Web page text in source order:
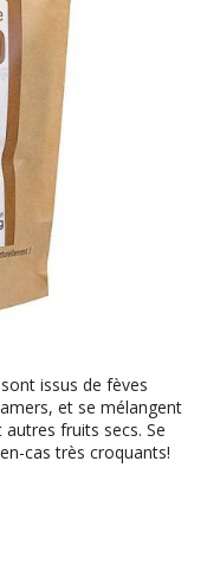
issus de fèves
et se mélangent
fruits secs. Se
cas très croquants!